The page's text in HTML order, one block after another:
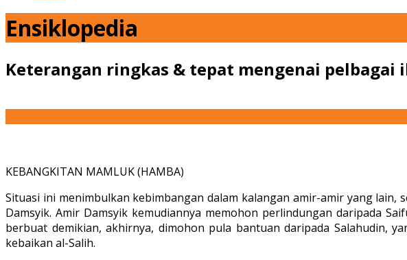
Ensiklopedia
Keterangan ringkas & tepat mengenai pelbagai
KEBANGKITAN MAMLUK (HAMBA)
Situasi ini menimbulkan kebimbangan dalam kalangan amir-amir yang lain,
Damsyik. Amir Damsyik kemudiannya memohon perlindungan daripada
berbuat demikian, akhirnya, dimohon pula bantuan daripada Salahudin,
kebaikan al-Salih.